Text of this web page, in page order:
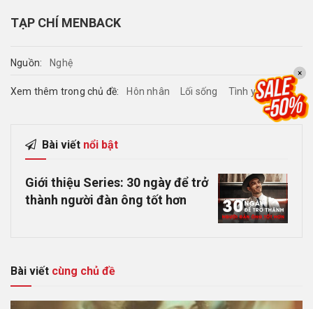
TẠP CHÍ MENBACK
Nguồn: Nghệ
Xem thêm trong chủ đề: Hôn nhân Lối sống Tình yêu
Bài viết nổi bật
Giới thiệu Series: 30 ngày để trở
thành người đàn ông tốt hơn
Bài viết cùng chủ đề
×